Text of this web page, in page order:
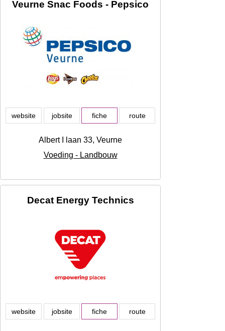
Veurne Snac Foods - Pepsico
website jobsite fiche route
Albert I laan 33, Veurne
Voeding - Landbouw
Decat Energy Technics
website jobsite fiche route